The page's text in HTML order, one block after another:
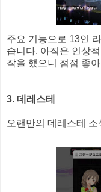
주요 기능으로 13인
습니다. 아직은 인상
작을 했으니 점점 좋
3. 데레스테
오랜만의 데레스테